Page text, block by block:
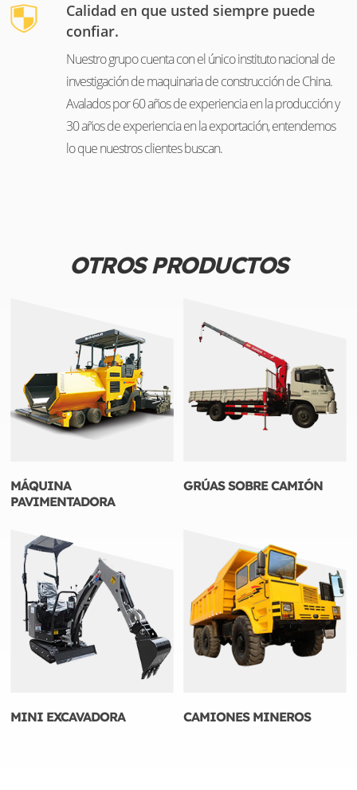
Calidad en que usted siempre puede
confiar.
Nuestro grupo cuenta con el único instituto nacional de
investigación de maquinaria de construcción de China.
Avalados por 60 años de experiencia en la producción y
30 años de experiencia en la exportación, entendemos
lo que nuestros clientes buscan.
OTROS PRODUCTOS
MÁQUINA
PAVIMENTADORA
GRÚAS SOBRE CAMIÓN
MINI EXCAVADORA CAMIONES MINEROS